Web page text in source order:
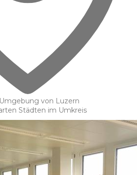
von Luzern
Städten im Umkreis